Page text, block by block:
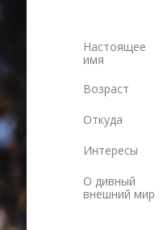
Настоящее
имя
Возраст
Откуда
Интересы
О дивный
внешний мир